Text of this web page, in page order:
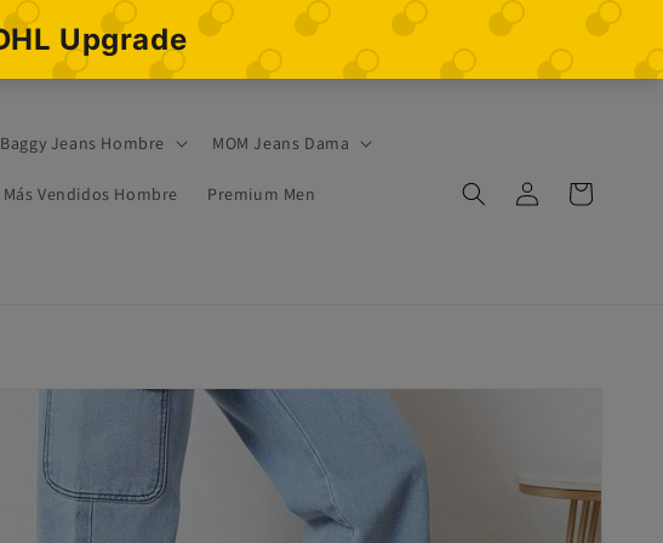
Baggy Jeans Hombre MOM Jeans Dama
Más Vendidos Hombre Premium Men
Iniciar
sesión
Carrito